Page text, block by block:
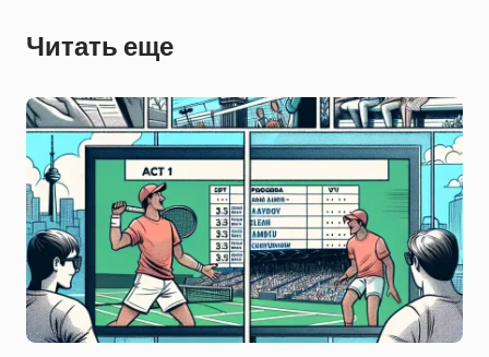
Читать еще